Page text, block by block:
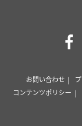
お問い合わせ
コンテンツポリシー